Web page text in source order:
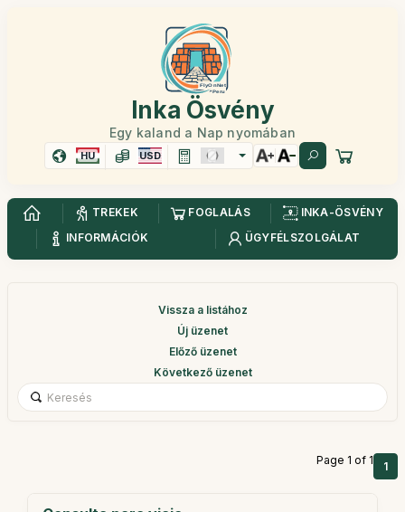
Inka Ösvény
Egy kaland a Nap nyomában
HU USD
TREKEK FOGLALÁS
INKA-ÖSVÉNY
INFORMÁCIÓK
ÜGYFÉLSZOLGÁLAT
Vissza a listához
Új üzenet
Előző üzenet
Következő üzenet
Page 1 of 1 1